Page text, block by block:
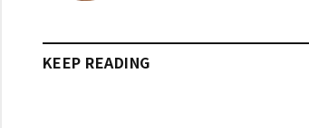
KEEP READING